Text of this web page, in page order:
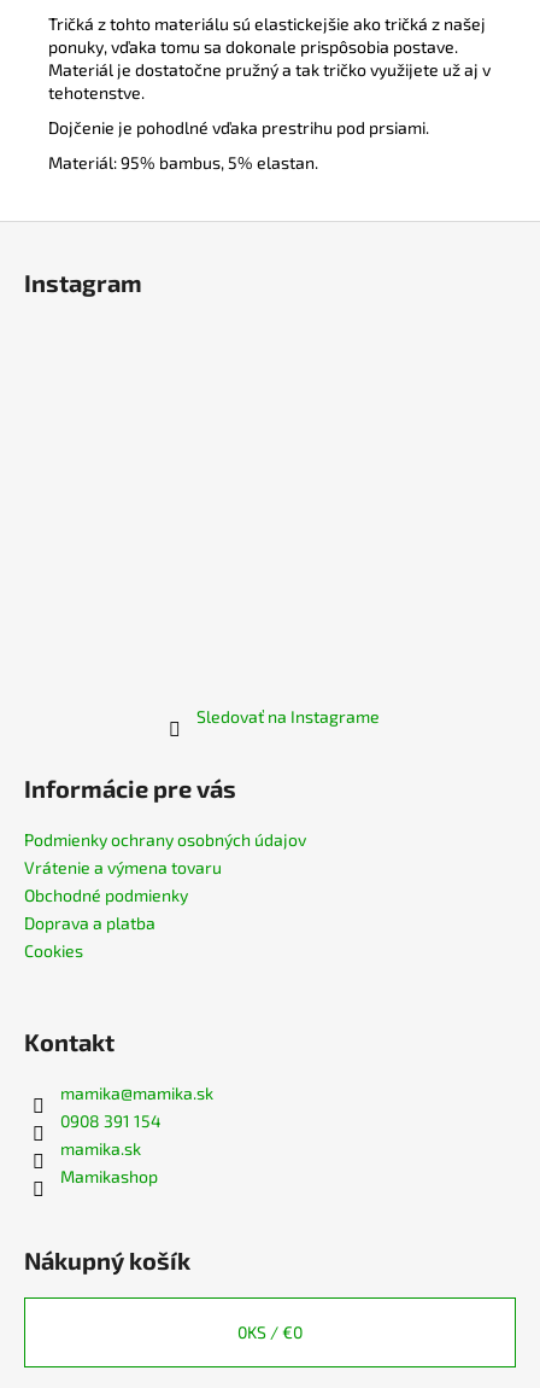
Tričká z tohto materiálu sú elastickejšie ako tričká z našej
ponuky, vďaka tomu sa dokonale prispôsobia postave.
Materiál je dostatočne pružný a tak tričko využijete už aj v
tehotenstve.
Dojčenie je pohodlné vďaka prestrihu pod prsiami.
Materiál: 95% bambus, 5% elastan.
Instagram
Sledovať na Instagrame
Informácie pre vás
Podmienky ochrany osobných údajov
Vrátenie a výmena tovaru
Obchodné podmienky
Doprava a platba
Cookies
Kontakt
mamika@mamika.sk
0908 391 154
mamika.sk
Mamikashop
Nákupný košík
0KS /€0